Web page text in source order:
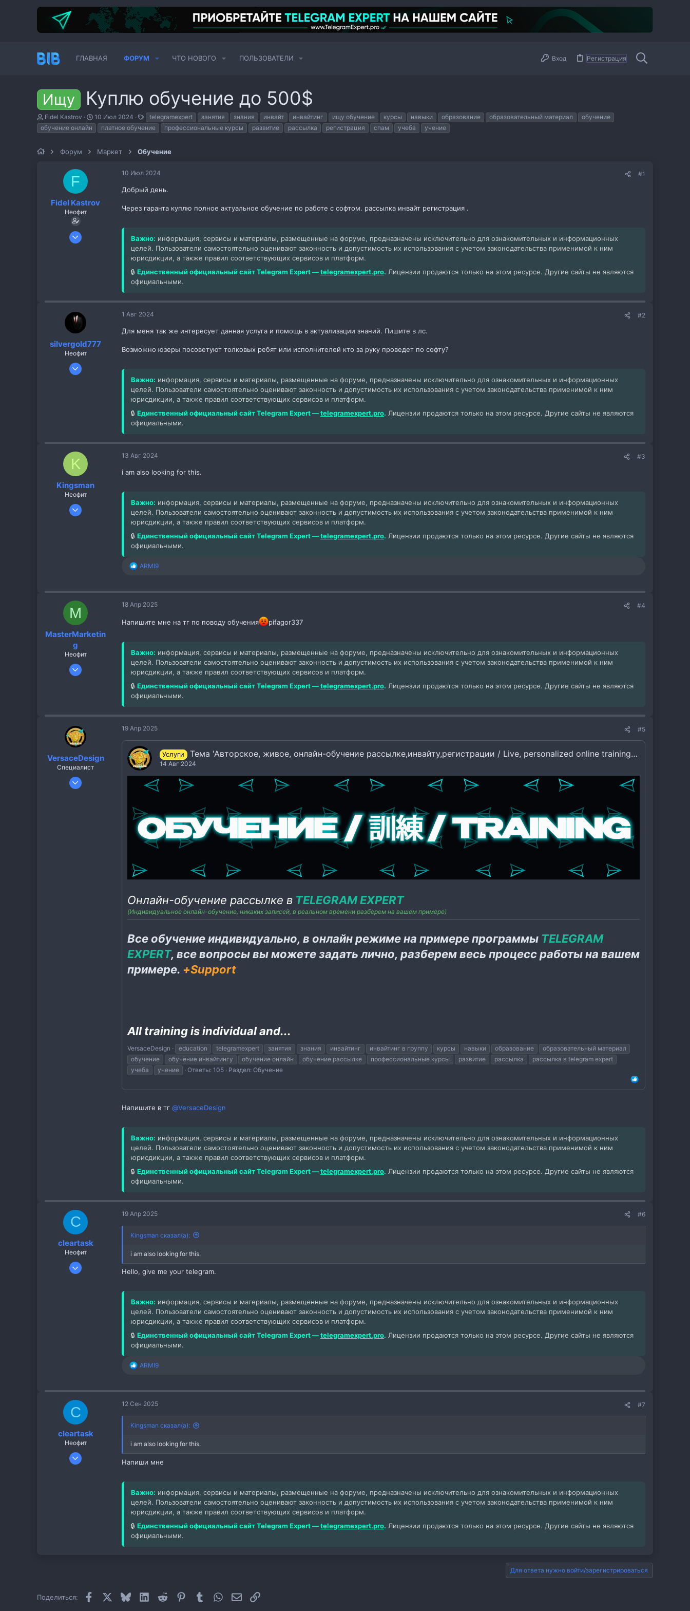
ГЛАВНАЯ ФОРУМ ЧТО НОВОГО ПОЛЬЗОВАТЕЛИ Вход Регистрация
Ищу Куплю обучение до 500$
А
в
т
Fidel Kastrov
Д
а
т
10 Июл 2024
е
г
telegramexpert занятия знания инвайт инвайтинг ищу обучение курсы навыки образование образовательный материал
обучение
обучение онлайн
платное обучение профессиональные курсы развитие рассылка регистрация спам учеба учение
Форум Маркет Обучение
F
Fidel Kastrov
Неофит
26 Дек 2022
10 Июл 2024 #1
Добрый день.
Через гаранта куплю полное актуальное обучение по работе с софтом. рассылка инвайт регистрация .
Важно: информация, сервисы и материалы, размещенные на форуме, предназначены исключительно для ознакомительных и информационных
целей. Пользователи самостоятельно оценивают законность и допустимость их использования с учетом законодательства применимой к ним
юрисдикции, а также правил соответствующих сервисов и платформ.
🔒 Единственный официальный сайт Telegram Expert —telegramexpert.pro. Лицензии продаются только на этом ресурсе. Другие сайты не являются
официальными.
silvergold777
Неофит
8 Дек 2019
1 Авг 2024 #2
Для меня так же интересует данная услуга и помощь в актуализации знаний. Пишите в лс.
Возможно юзеры посоветуют толковых ребят или исполнителей кто за руку проведет по софту?
Важно: информация, сервисы и материалы, размещенные на форуме, предназначены исключительно для ознакомительных и информационных
целей. Пользователи самостоятельно оценивают законность и допустимость их использования с учетом законодательства применимой к ним
юрисдикции, а также правил соответствующих сервисов и платформ.
🔒 Единственный официальный сайт Telegram Expert —telegramexpert.pro. Лицензии продаются только на этом ресурсе. Другие сайты не являются
официальными.
K
Kingsman
Неофит
8 Янв 2022
13 Авг 2024 #3
i am also looking for this.
Важно: информация, сервисы и материалы, размещенные на форуме, предназначены исключительно для ознакомительных и информационных
целей. Пользователи самостоятельно оценивают законность и допустимость их использования с учетом законодательства применимой к ним
юрисдикции, а также правил соответствующих сервисов и платформ.
🔒 Единственный официальный сайт Telegram Expert —telegramexpert.pro. Лицензии продаются только на этом ресурсе. Другие сайты не являются
официальными.
Р
к
ц
:
ARMI9
M
MasterMarketin
g
Неофит
2 Апр 2025
18 Апр 2025 #4
Напишите мне на тг по поводу обучения pifagor337
Важно: информация, сервисы и материалы, размещенные на форуме, предназначены исключительно для ознакомительных и информационных
целей. Пользователи самостоятельно оценивают законность и допустимость их использования с учетом законодательства применимой к ним
юрисдикции, а также правил соответствующих сервисов и платформ.
🔒 Единственный официальный сайт Telegram Expert —telegramexpert.pro. Лицензии продаются только на этом ресурсе. Другие сайты не являются
официальными.
VersaceDesign
Специалист
6 Апр 2023
19 Апр 2025 #5
Услуги Тема 'Авторское, живое, онлайн-обучение рассылке,инвайту,регистрации / Live, personalized online training on messaging, inviting, and registration'
14 Авг 2024
Онлайн-обучение рассылке в TELEGRAM EXPERT
(Индивидуальное онлайн-обучение, никаких записей, в реальном времени разберем на вашем примере)
Все обучение индивидуально, в онлайн режиме на примере программы TELEGRAM
EXPERT, все вопросы вы можете задать лично, разберем весь процесс работы на вашем
примере. +Support
All training is individual and...
VersaceDesign education telegramexpert занятия знания инвайтинг инвайтинг в группу курсы навыки образование
образовательный материал
обучение
обучение инвайтингу обучение онлайн обучение рассылке профессиональные курсы развитие рассылка
рассылка в telegram expert
учеба
учение Ответы: 105 Раздел: Обучение
Напишите в тг @VersaceDesign
Важно: информация, сервисы и материалы, размещенные на форуме, предназначены исключительно для ознакомительных и информационных
целей. Пользователи самостоятельно оценивают законность и допустимость их использования с учетом законодательства применимой к ним
юрисдикции, а также правил соответствующих сервисов и платформ.
🔒 Единственный официальный сайт Telegram Expert —telegramexpert.pro. Лицензии продаются только на этом ресурсе. Другие сайты не являются
официальными.
C
cleartask
Неофит
22 Дек 2024
19 Апр 2025 #6
Kingsman сказал(а):
i am also looking for this.
Hello, give me your telegram.
Важно: информация, сервисы и материалы, размещенные на форуме, предназначены исключительно для ознакомительных и информационных
целей. Пользователи самостоятельно оценивают законность и допустимость их использования с учетом законодательства применимой к ним
юрисдикции, а также правил соответствующих сервисов и платформ.
🔒 Единственный официальный сайт Telegram Expert —telegramexpert.pro. Лицензии продаются только на этом ресурсе. Другие сайты не являются
официальными.
Р
к
ц
и
ARMI9
C
cleartask
Неофит
22 Дек 2024
12 Сен 2025 #7
Kingsman сказал(а):
i am also looking for this.
Напиши мне
Важно: информация, сервисы и материалы, размещенные на форуме, предназначены исключительно для ознакомительных и информационных
целей. Пользователи самостоятельно оценивают законность и допустимость их использования с учетом законодательства применимой к ним
юрисдикции, а также правил соответствующих сервисов и платформ.
🔒 Единственный официальный сайт Telegram Expert —telegramexpert.pro. Лицензии продаются только на этом ресурсе. Другие сайты не являются
официальными.
Для ответа нужно войти/зарегистрироваться
Поделиться: Facebook Bluesky LinkedInReddit PinterestTumblrWhatsAppЭлектронная почта
Ссылка